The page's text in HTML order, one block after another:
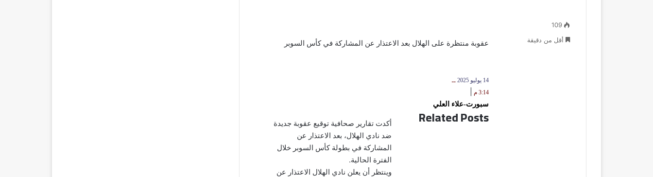
عقوبة منتظرة على الهلال بعد الاعتذار عن المشاركة في كأس السوبر
14 يوليو 2025
ــ
3:14 م
سبورت-علاء العلي
أكدت تقارير صحافية توقيع عقوبة جديدة
ضد نادي الهلال، بعد الاعتذار عن
المشاركة في بطولة كأس السوبر خلال
الفترة الحالية.
وينتظر أن يعلن نادي الهلال الاعتذار عن
Related Posts
109
أقل من دقيقة